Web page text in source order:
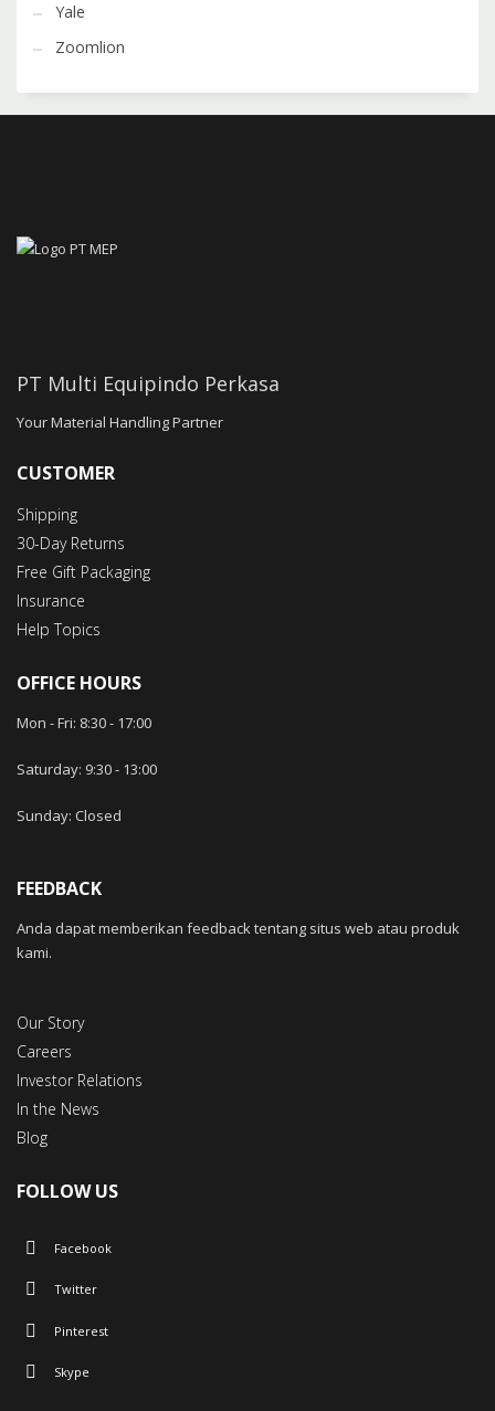
Yale
Zoomlion
PT Multi Equipindo Perkasa
Your Material Handling Partner
CUSTOMER
Shipping
30-Day Returns
Free Gift Packaging
Insurance
Help Topics
OFFICE HOURS
Mon - Fri: 8:30 - 17:00
Saturday: 9:30- 13:00
Sunday: Closed
FEEDBACK
Anda dapat memberikan feedback tentang situs web atau produk
kami.
Our Story
Careers
Investor Relations
In the News
Blog
FOLLOW US
Facebook
Twitter
Pinterest
Skype